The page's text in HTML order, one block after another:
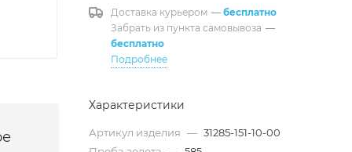
Доставка курьером — бесплатно
Забрать из пункта самовывоза —
бесплатно
Подробнее
Характеристики
Артикул изделия — 31285-151-10-00